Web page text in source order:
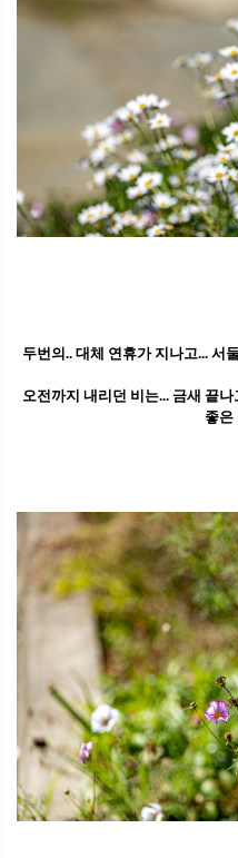
두번의.. 대체 연휴가 지나고... 서
오전까지 내리던 비는... 금새 끝
좋은